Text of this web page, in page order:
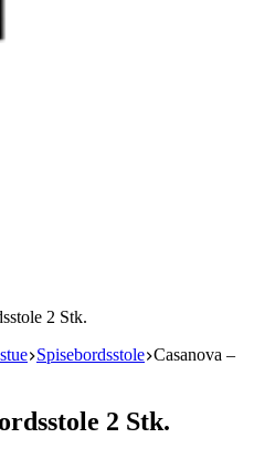
Spisebordsstole Casanova –
2 Stk.